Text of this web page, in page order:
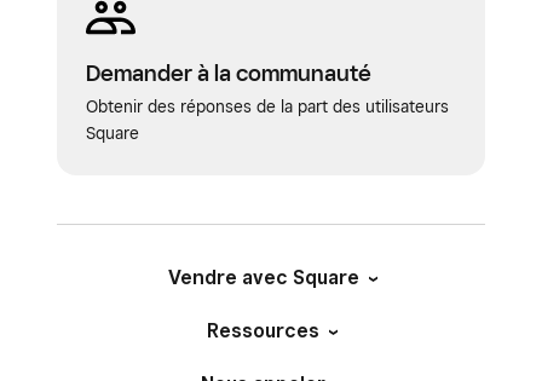
Demander à la communauté
Obtenir des réponses de la part des utilisateurs
Square
Vendre avec Square
Ressources